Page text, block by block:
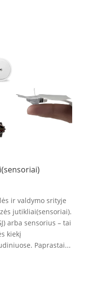
ir valdymo srityje
jutikliai(sensoriai).
arba sensorius – tai
kiekį
Paprastai...